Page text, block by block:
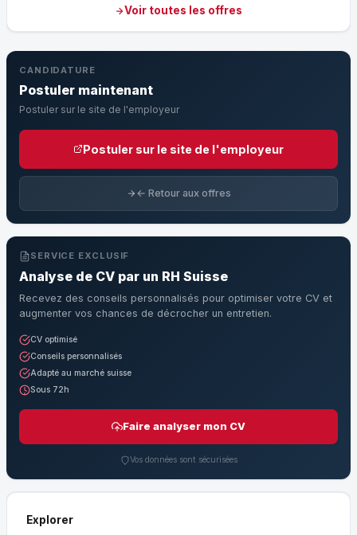
Voir toutes les offres
CANDIDATURE
Postuler maintenant
Postuler sur le site de l'employeur
Postuler sur le site de l'employeur
← Retour aux offres
SERVICE EXCLUSIF
Analyse de CV par un RH Suisse
Recevez des conseils personnalisés pour optimiser votre CV et
augmenter vos chances de décrocher un entretien.
CV optimisé
Conseils personnalisés
Adapté au marché suisse
Sous 72h
Faire analyser mon CV
Vos données sont sécurisées
Explorer